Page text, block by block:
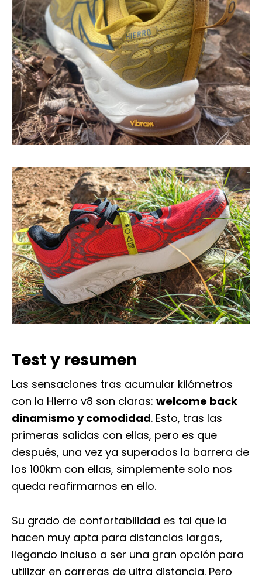
Test y resumen
Las sensaciones tras acumular kilómetros
con la Hierro v8 son claras: welcome back
dinamismo y comodidad. Esto, tras las
primeras salidas con ellas, pero es que
después, una vez ya superados la barrera de
los 100km con ellas, simplemente solo nos
queda reafirmarnos en ello.
Su grado de confortabilidad es tal que la
hacen muy apta para distancias largas,
llegando incluso a ser una gran opción para
utilizar en carreras de ultra distancia. Pero